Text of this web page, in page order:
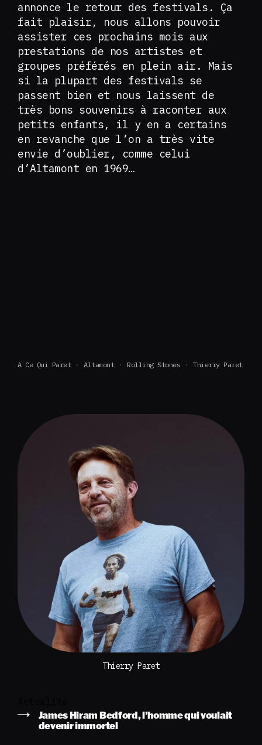
annonce le retour des festivals. Ça
fait plaisir, nous allons pouvoir
assister ces prochains mois aux
prestations de nos artistes et
groupes préférés en plein air. Mais
si la plupart des festivals se
passent bien et nous laissent de
très bons souvenirs à raconter aux
petits enfants, il y en a certains
en revanche que l’on a très vite
envie d’oublier, comme celui
d’Altamont en 1969…
A Ce Qui Paret Altamont Rolling Stones Thierry Paret
Thierry Paret
James Hiram Bedford, l’homme qui voulait
devenir immortel